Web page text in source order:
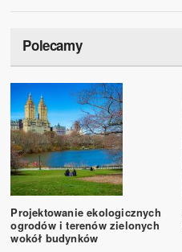
Polecamy
Projektowanie ekologicznych
ogrodów i terenów zielonych
wokół budynków